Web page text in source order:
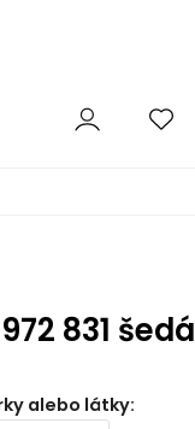
831 šedá
alebo látky: